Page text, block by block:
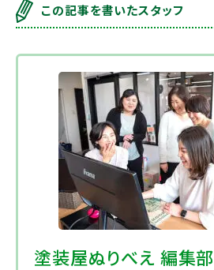
この記事を書いたスタッフ
塗装屋ぬりべえ 編集部